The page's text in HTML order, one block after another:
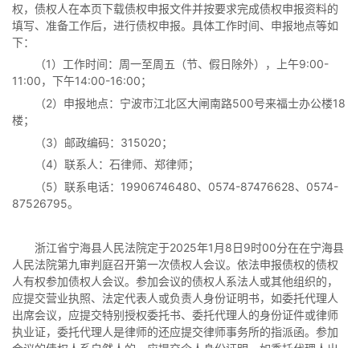
权，债权人在本页下载债权申报文件并按要求完成债权申报资料的
填写、准备工作后，进行债权申报。具体工作时间、申报地点等如
下：
（1）工作时间：周一至周五（节、假日除外），上午9:00-
11:00，下午14:00-16:00；
（2）申报地点：宁波市江北区大闸南路500号来福士办公楼18
楼；
（3）邮政编码：315020；
（4）联系人：石律师、郑律师；
（5）联系电话：19906746480、0574-87476628、0574-
87526795。
浙江省宁海县人民法院定于2025年1月8日9时00分在在宁海县
人民法院第九审判庭召开第一次债权人会议。依法申报债权的债权
人有权参加债权人会议。参加会议的债权人系法人或其他组织的，
应提交营业执照、法定代表人或负责人身份证明书，如委托代理人
出席会议，应提交特别授权委托书、委托代理人的身份证件或律师
执业证，委托代理人是律师的还应提交律师事务所的指派函。参加